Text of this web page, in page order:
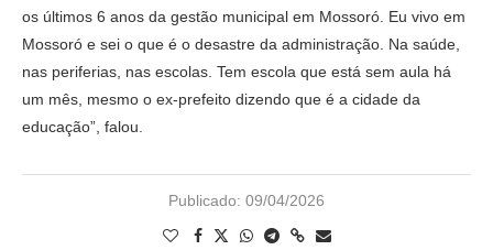
os últimos 6 anos da gestão municipal em Mossoró. Eu vivo em
Mossoró e sei o que é o desastre da administração. Na saúde,
nas periferias, nas escolas. Tem escola que está sem aula há
um mês, mesmo o ex-prefeito dizendo que é a cidade da
educação”, falou.
Publicado: 09/04/2026